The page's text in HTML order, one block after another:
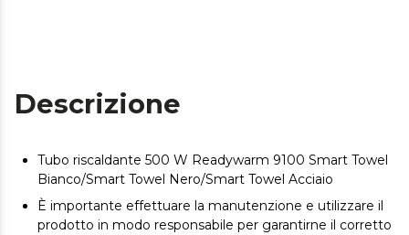
Descrizione
Tubo riscaldante 500 W Readywarm 9100 Smart Towel
Bianco/Smart Towel Nero/Smart Towel Acciaio
È importante effettuare la manutenzione e utilizzare il
prodotto in modo responsabile per garantirne il corretto